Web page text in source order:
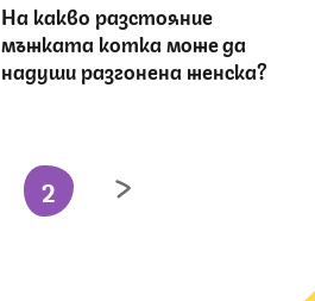
На какво разстояние
мъжката котка може да
надуши разгонена женска?
2